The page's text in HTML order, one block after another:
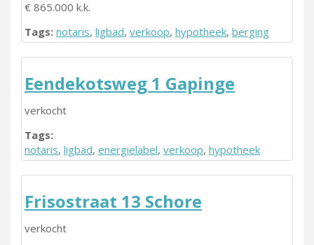
€ 865.000 k.k.
Tags: notaris, ligbad, verkoop, hypotheek, berging
Eendekotsweg 1 Gapinge
verkocht
Tags:
notaris, ligbad, energielabel, verkoop, hypotheek
Frisostraat 13 Schore
verkocht